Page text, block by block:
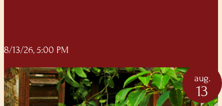
8/13/26, 5:00 PM
aug.
13